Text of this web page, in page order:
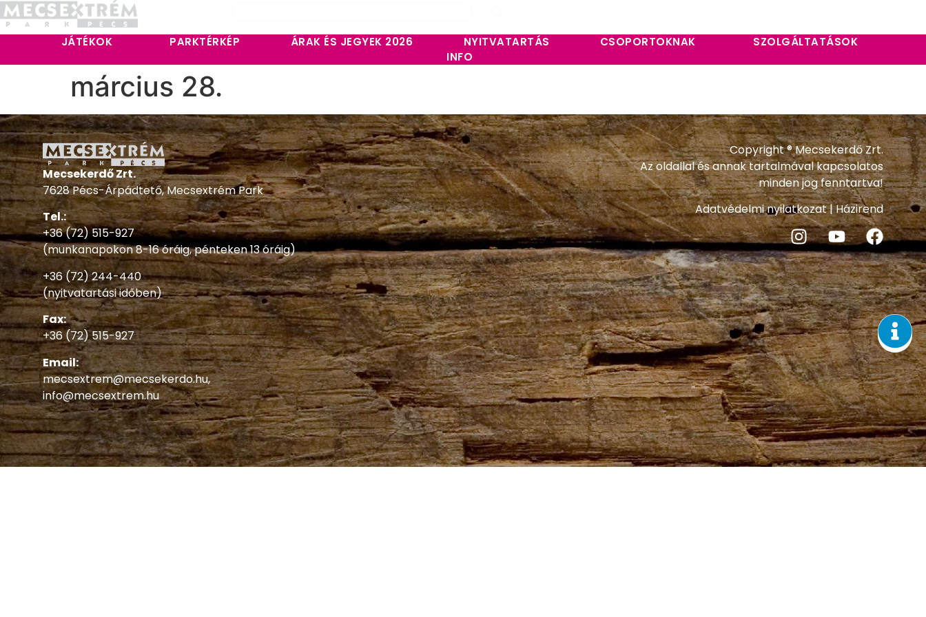
JÁTÉKOK PARKTÉRKÉP ÁRAK ÉS JEGYEK 2026 NYITVATARTÁS CSOPORTOKNAK
SZOLGÁLTATÁSOK
INFO
március 28.
Mecsekerdő Zrt.
7628 Pécs-Árpádtető, Mecsextrém Park
Tel.:
+36 (72) 515-927
(munkanapokon 8-16 óráig, pénteken 13 óráig)
+36 (72) 244-440
(nyitvatartási időben)
Fax:
+36 (72) 515-927
Email:
mecsextrem@mecsekerdo.hu,
info@mecsextrem.hu
Copyright ® Mecsekerdő Zrt.
Az oldallal és annak tartalmával kapcsolatos
minden jog fenntartva!
Adatvédelmi nyilatkozat|Házirend